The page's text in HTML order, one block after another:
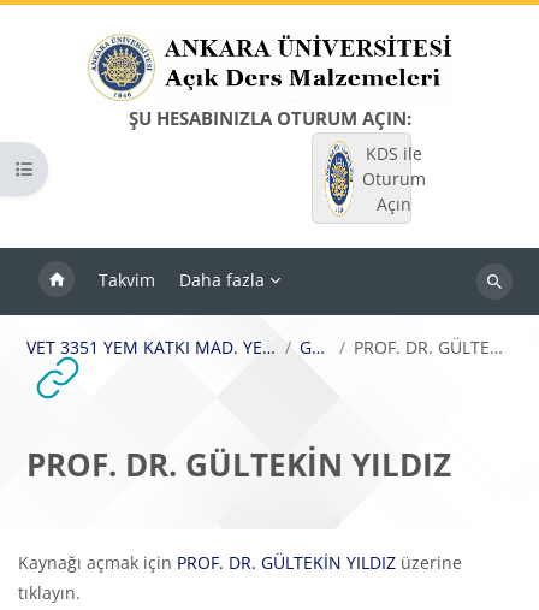
ŞU HESABINIZLA OTURUM AÇIN:
KDS ile
Oturum
Açın
Takvim Daha fazla
Dersleri
Kurs dizinini aç
VET 3351 YEM KATKI MAD. YEM MEVZUATI Genel PROF. DR. GÜLTEKİN YILDIZ
PROF. DR. GÜLTEKİN YILDIZ
Tamamlama Gereklilikleri
Kaynağı açmak için PROF. DR. GÜLTEKİN YILDIZ üzerine
tıklayın.